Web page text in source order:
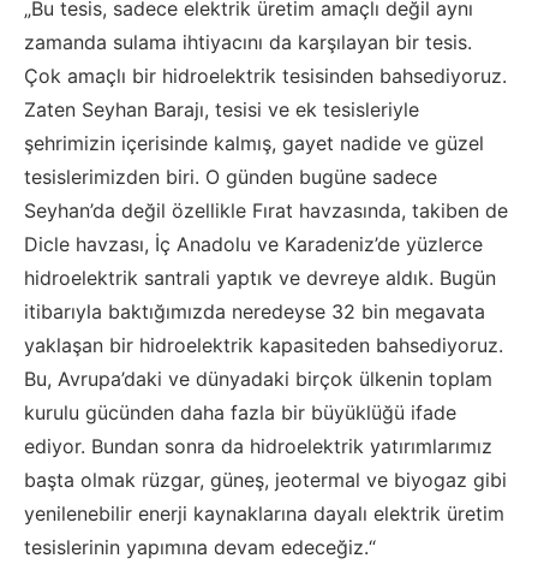
„Bu tesis, sadece elektrik üretim amaçlı değil aynı
zamanda sulama ihtiyacını da karşılayan bir tesis.
Çok amaçlı bir hidroelektrik tesisinden bahsediyoruz.
Zaten Seyhan Barajı, tesisi ve ek tesisleriyle
şehrimizin içerisinde kalmış, gayet nadide ve güzel
tesislerimizden biri. O günden bugüne sadece
Seyhan’da değil özellikle Fırat havzasında, takiben de
Dicle havzası, İç Anadolu ve Karadeniz’de yüzlerce
hidroelektrik santrali yaptık ve devreye aldık. Bugün
itibarıyla baktığımızda neredeyse 32 bin megavata
yaklaşan bir hidroelektrik kapasiteden bahsediyoruz.
Bu, Avrupa’daki ve dünyadaki birçok ülkenin toplam
kurulu gücünden daha fazla bir büyüklüğü ifade
ediyor. Bundan sonra da hidroelektrik yatırımlarımız
başta olmak rüzgar, güneş, jeotermal ve biyogaz gibi
yenilenebilir enerji kaynaklarına dayalı elektrik üretim
tesislerinin yapımına devam edeceğiz.“